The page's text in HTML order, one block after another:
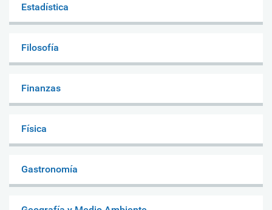
Estadística
Filosofía
Finanzas
Física
Gastronomía